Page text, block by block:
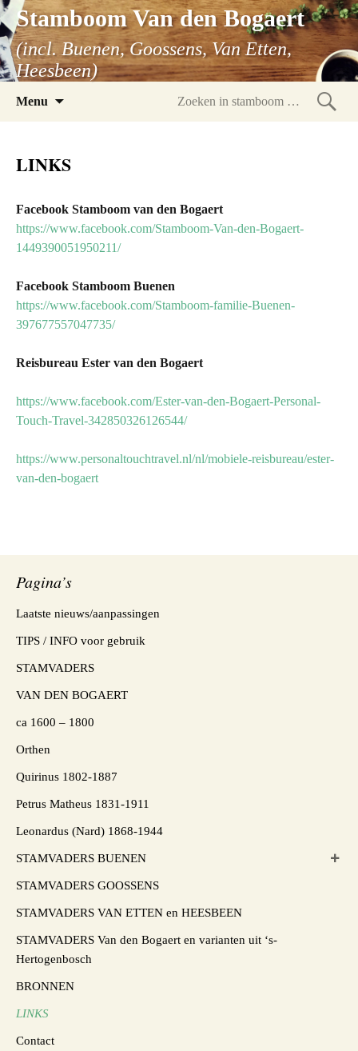
Stamboom Van den Bogaert
(incl. Buenen, Goossens, Van Etten,
Heesbeen)
Menu
LINKS
Facebook Stamboom van den Bogaert
https://www.facebook.com/Stamboom-Van-den-Bogaert-
1449390051950211/
Facebook Stamboom Buenen
https://www.facebook.com/Stamboom-familie-Buenen-
397677557047735/
Reisbureau Ester van den Bogaert
https://www.facebook.com/Ester-van-den-Bogaert-Personal-
Touch-Travel-342850326126544/
https://www.personaltouchtravel.nl/nl/mobiele-reisbureau/ester-
van-den-bogaert
Pagina’s
Laatste nieuws/aanpassingen
TIPS / INFO voor gebruik
STAMVADERS
VAN DEN BOGAERT
ca 1600 – 1800
Orthen
Quirinus 1802-1887
Petrus Matheus 1831-1911
Leonardus (Nard) 1868-1944
STAMVADERS BUENEN
STAMVADERS GOOSSENS
STAMVADERS VAN ETTEN en HEESBEEN
STAMVADERS Van den Bogaert en varianten uit ‘s-
Hertogenbosch
BRONNEN
LINKS
Contact